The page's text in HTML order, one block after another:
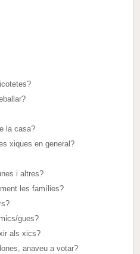
la casa?
xiques en general?
i altres?
les famílies?
gues?
als xics?
anaveu a votar?